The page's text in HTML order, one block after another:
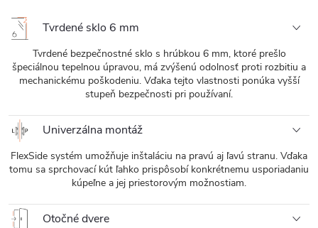
Tvrdené sklo 6 mm
Tvrdené bezpečnostné sklo s hrúbkou 6 mm, ktoré prešlo
špeciálnou tepelnou úpravou, má zvýšenú odolnosť proti rozbitiu a
mechanickému poškodeniu. Vďaka tejto vlastnosti ponúka vyšší
stupeň bezpečnosti pri používaní.
Univerzálna montáž
FlexSide systém umožňuje inštaláciu na pravú aj ľavú stranu. Vďaka
tomu sa sprchovací kút ľahko prispôsobí konkrétnemu usporiadaniu
kúpeľne a jej priestorovým možnostiam.
Otočné dvere